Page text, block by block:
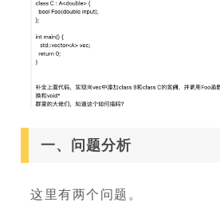
一、问题分析
这里有两个问题。